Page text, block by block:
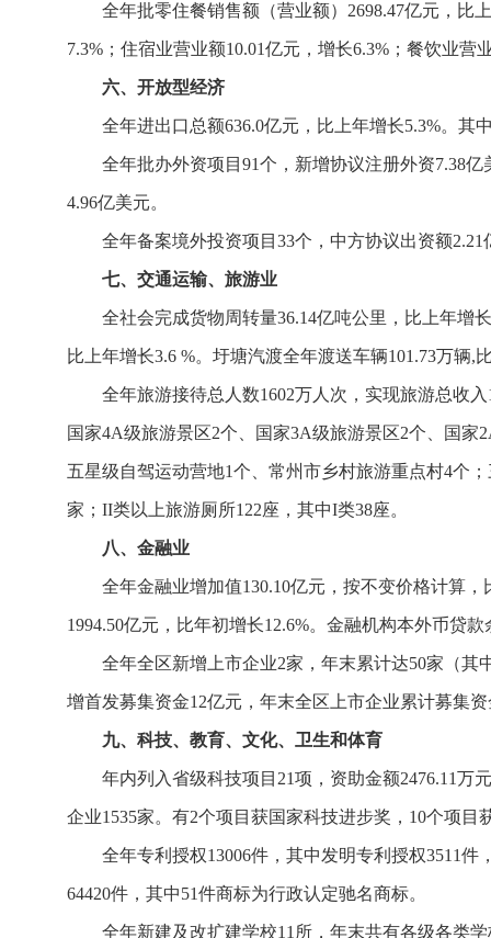
全年批零住餐销售额（营业额）2698.47亿元，比
7.3%；住宿业营业额10.01亿元，增长6.3%；餐饮业营
六、开放型经济
全年进出口总额636.0亿元，比上年增长5.3%。其
全年批办外资项目91个，新增协议注册外资7.38
4.96亿美元。
全年备案境外投资项目33个，中方协议出资额
七、交通运输、旅游业
全社会完成货物周转量36.14亿吨公里，比上年增
比上年增长3.6 %。圩塘汽渡全年渡送车辆101.73万辆
全年旅游接待总人数1602万人次，实现旅游总收
国家4A级旅游景区2个、国家3A级旅游景区2个、国
五星级自驾运动营地1个、常州市乡村旅游重点村4个
家；II类以上旅游厕所122座，其中I类38座。
八、金融业
全年金融业增加值130.10亿元，按不变价格计算
1994.50亿元，比年初增长12.6%。金融机构本外币贷
全年全区新增上市企业2家，年末累计达50家（其
增首发募集资金12亿元，年末全区上市企业累计募集资
九、科技、教育、文化、卫生和体育
年内列入省级科技项目21项，资助金额2476.11万
企业1535家。有2个项目获国家科技进步奖，10个项
全年专利授权13006件，其中发明专利授权3511
64420件，其中51件商标为行政认定驰名商标。
全年新建及改扩建学校11所，年末共有各级各类